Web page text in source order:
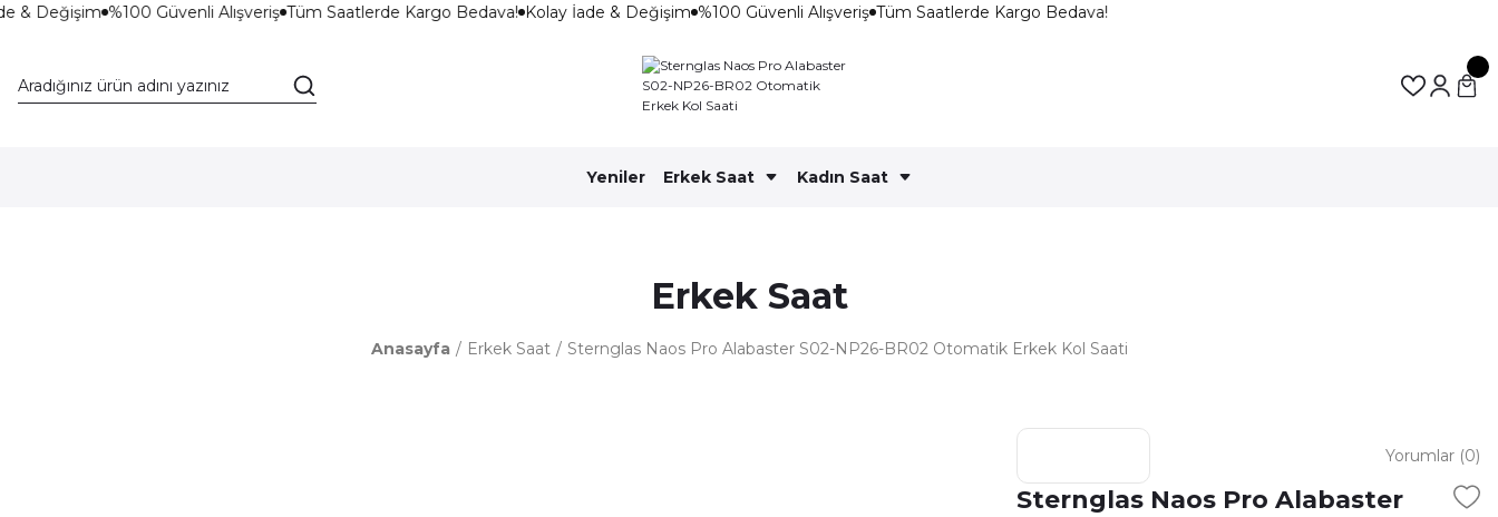
& Değişim %100 Güvenli Alışveriş Tüm Saatlerde Kargo Bedava! Kolay İade & Değişim %100 Güvenli Alışveriş Tüm Saatlerde Kargo Bedava!
Yeniler Erkek Saat Kadın Saat
Erkek Saat
Anasayfa Erkek Saat Sternglas Naos Pro Alabaster S02-NP26-BR02 Otomatik Erkek Kol Saati
Yorumlar (0)
Sternglas Naos Pro Alabaster